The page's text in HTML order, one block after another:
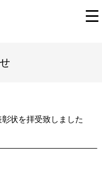
状を拝受致しました